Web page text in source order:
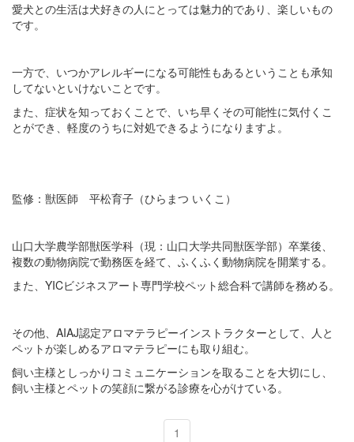
愛犬との生活は犬好きの人にとっては魅力的であり、楽しいもの
です。
一方で、いつかアレルギーになる可能性もあるということも承知
してないといけないことです。
また、症状を知っておくことで、いち早くその可能性に気付くこ
とができ、軽度のうちに対処できるようになりますよ。
監修：獣医師 平松育子（ひらまつ いくこ）
山口大学農学部獣医学科（現：山口大学共同獣医学部）卒業後、
複数の動物病院で勤務医を経て、ふくふく動物病院を開業する。
また、YICビジネスアート専門学校ペット総合科で講師を務める。
その他、AIAJ認定アロマテラピーインストラクターとして、人と
ペットが楽しめるアロマテラピーにも取り組む。
飼い主様としっかりコミュニケーションを取ることを大切にし、
飼い主様とペットの笑顔に繋がる診療を心がけている。
1